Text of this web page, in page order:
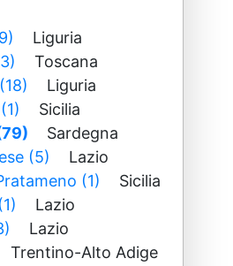
Liguria
Toscana
Liguria
Sicilia
Sardegna
(5)
Lazio
(1)
Sicilia
Lazio
Lazio
Trentino-Alto Adige